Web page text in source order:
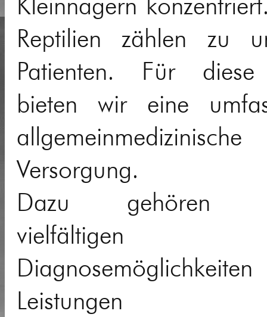
Reptilien zählen zu
Patienten. Für
bieten wir eine
allgemeinmedizinische
Versorgung.
Dazu gehören
vielfältigen
Leistungen